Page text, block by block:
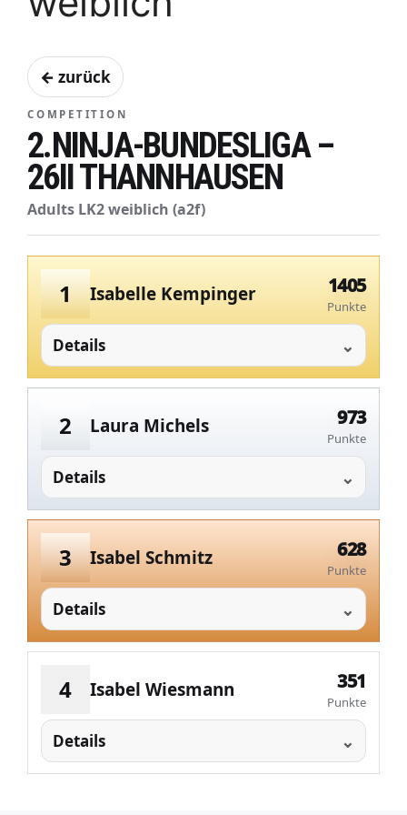
← zurück
COMPETITION
2.NINJA-BUNDESLIGA –
26II THANNHAUSEN
Adults LK2 weiblich (a2f)
1 Isabelle Kempinger 1405
Punkte
Details
2 Laura Michels 973
Punkte
Details
3 Isabel Schmitz 628
Punkte
Details
4 Isabel Wiesmann 351
Punkte
Details